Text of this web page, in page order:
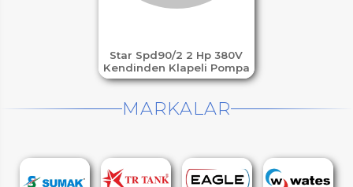
Star Spd90/2 2 Hp 380V
Kendinden Klapeli Pompa
MARKALAR